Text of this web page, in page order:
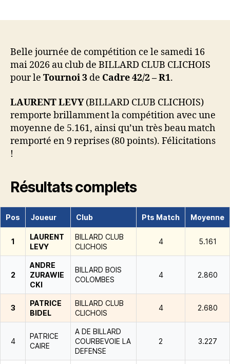
Belle journée de compétition ce le samedi 16
mai 2026 au club de BILLARD CLUB CLICHOIS
pour le Tournoi 3 de Cadre 42/2 – R1.
LAURENT LEVY(BILLARD CLUB CLICHOIS)
remporte brillamment la compétition avec une
moyenne de 5.161, ainsi qu’un très beau match
remporté en 9 reprises (80 points). Félicitations
!
Résultats complets
Pos Joueur Club Pts Match Moyenne
1
LAURENT
LEVY
BILLARD CLUB
CLICHOIS
4 5.161
2
ANDRE
ZURAWIE
CKI
BILLARD BOIS
COLOMBES
4 2.860
3
PATRICE
BIDEL
BILLARD CLUB
CLICHOIS
4 2.680
4
PATRICE
CAIRE
A DE BILLARD
COURBEVOIE LA
DEFENSE
2 3.227